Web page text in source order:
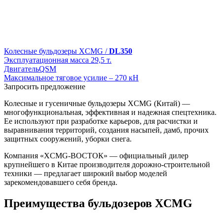
Колесные бульдозеры XCMG /DL350
Эксплуатационная масса 29,5 т.
ДвигательQSM
Максимальное тяговое усилие – 270 кН
Запросить предложение
Колесные и гусеничные бульдозеры XCMG (Китай) —
многофункциональная, эффективная и надежная спецтехника.
Ее используют при разработке карьеров, для расчистки и
выравнивания территорий, создания насыпей, дамб, прочих
защитных сооружений, уборки снега.
Компания «XCMG-ВОСТОК» — официальный дилер
крупнейшего в Китае производителя дорожно-строительной
техники — предлагает широкий выбор моделей
зарекомендовавшего себя бренда.
Преимущества бульдозеров XCMG